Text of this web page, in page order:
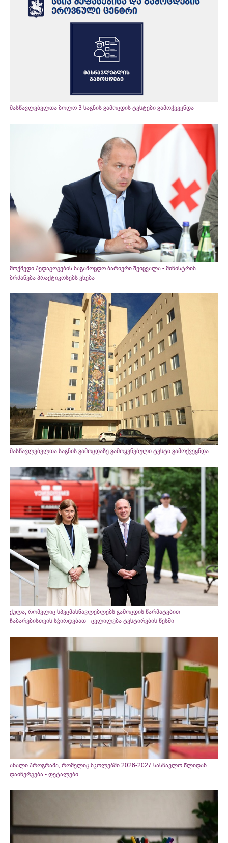
მასწავლებელთა ბოლო 3 საგნის გამოცდის ტესტები გამოქვეყნდა
მოქმედი პედაგოგების საგამოცდო ბარიერი შეიცვალა - მინისტრის
ბრძანება პრაქტიკოსებს ეხება
მასწავლებელთა საგნის გამოცდაზე გამოყენებული ტესტი გამოქვეყნდა
ქულა, რომელიც სპეცმასწავლებლებს გამოცდის წარმატებით
ჩაბარებისთვის სჭირდებათ - ცვლილება ტესტირების წესში
ახალი პროგრამა, რომელიც სკოლებში 2026-2027 სასწავლო წლიდან
დაინერგება - დეტალები